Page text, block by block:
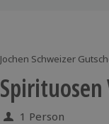
Jochen Schweizer
1 Person